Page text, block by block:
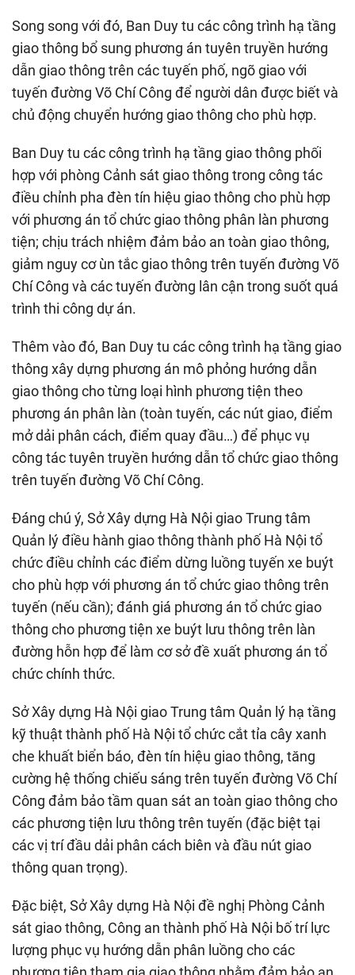
Song song với đó, Ban Duy tu các công trình hạ tầng
giao thông bổ sung phương án tuyên truyền hướng
dẫn giao thông trên các tuyến phố, ngõ giao với
tuyến đường Võ Chí Công để người dân được biết và
chủ động chuyển hướng giao thông cho phù hợp.
Ban Duy tu các công trình hạ tầng giao thông phối
hợp với phòng Cảnh sát giao thông trong công tác
điều chỉnh pha đèn tín hiệu giao thông cho phù hợp
với phương án tổ chức giao thông phân làn phương
tiện; chịu trách nhiệm đảm bảo an toàn giao thông,
giảm nguy cơ ùn tắc giao thông trên tuyến đường Võ
Chí Công và các tuyến đường lân cận trong suốt quá
trình thi công dự án.
Thêm vào đó, Ban Duy tu các công trình hạ tầng giao
thông xây dựng phương án mô phỏng hướng dẫn
giao thông cho từng loại hình phương tiện theo
phương án phân làn (toàn tuyến, các nút giao, điểm
mở dải phân cách, điểm quay đầu…) để phục vụ
công tác tuyên truyền hướng dẫn tổ chức giao thông
trên tuyến đường Võ Chí Công.
Đáng chú ý, Sở Xây dựng Hà Nội giao Trung tâm
Quản lý điều hành giao thông thành phố Hà Nội tổ
chức điều chỉnh các điểm dừng luồng tuyến xe buýt
cho phù hợp với phương án tổ chức giao thông trên
tuyến (nếu cần); đánh giá phương án tổ chức giao
thông cho phương tiện xe buýt lưu thông trên làn
đường hỗn hợp để làm cơ sở đề xuất phương án tổ
chức chính thức.
Sở Xây dựng Hà Nội giao Trung tâm Quản lý hạ tầng
kỹ thuật thành phố Hà Nội tổ chức cắt tỉa cây xanh
che khuất biển báo, đèn tín hiệu giao thông, tăng
cường hệ thống chiếu sáng trên tuyến đường Võ Chí
Công đảm bảo tầm quan sát an toàn giao thông cho
các phương tiện lưu thông trên tuyến (đặc biệt tại
các vị trí đầu dải phân cách biên và đầu nút giao
thông quan trọng).
Đặc biệt, Sở Xây dựng Hà Nội đề nghị Phòng Cảnh
sát giao thông, Công an thành phố Hà Nội bố trí lực
lượng phục vụ hướng dẫn phân luồng cho các